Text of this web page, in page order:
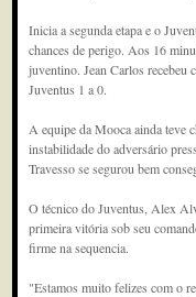
Inicia a segunda etapa e o
chances de perigo. Aos 16
juventino. Jean Carlos recebeu
Juventus 1 a 0.
A equipe da Mooca ainda teve
instabilidade do adversário
Travesso se segurou bem
O técnico do Juventus, Alex
primeira vitória sob seu
firme na sequencia.
"Estamos muito felizes com o